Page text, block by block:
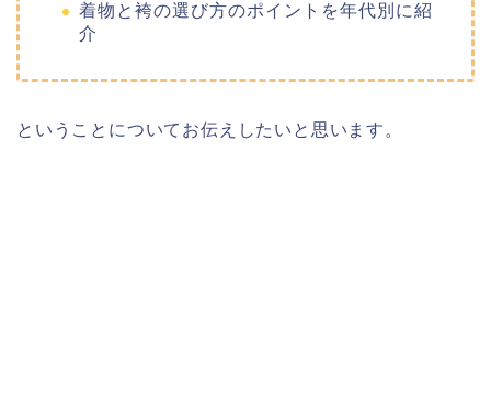
着物と袴の選び方のポイントを年代別に紹
介
ということについてお伝えしたいと思います。